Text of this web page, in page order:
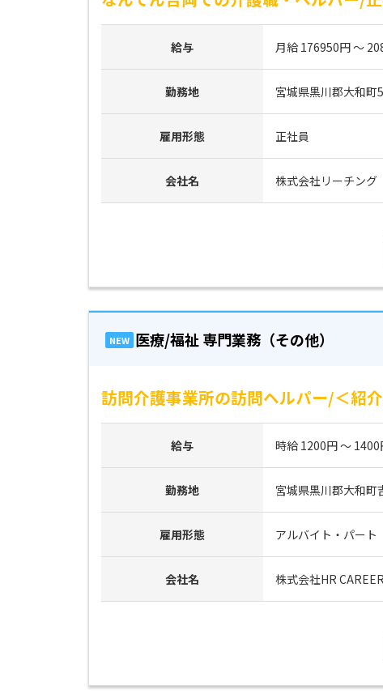
給与 月給 176950円 ～
勤務地 宮城県黒川郡大和町
雇用形態 正社員
会社名 株式会社リーチング
NEW 医療/福祉 専門業務（その他）
訪問介護事業所の訪問ヘルパー/＜紹
給与 時給 1200円 ～ 1400
勤務地 宮城県黒川郡大和町
雇用形態 アルバイト・パート
会社名 株式会社HR CAREER